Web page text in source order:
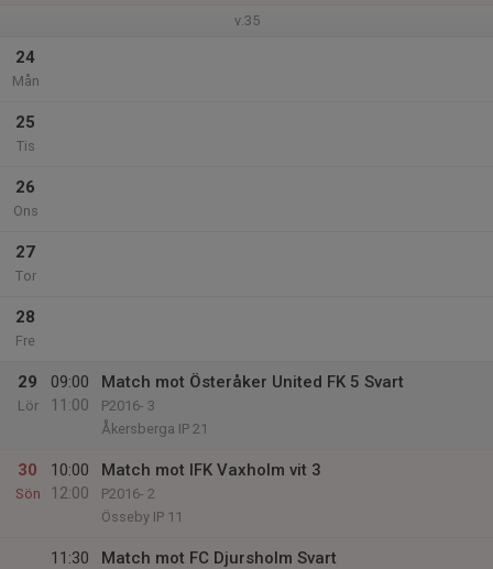
v.35
24
Mån
25
Tis
26
Ons
27
Tor
28
Fre
29
Lör
09:00
11:00
Match mot Österåker United FK 5 Svart
P2016- 3
Åkersberga IP 21
30
Sön
10:00
12:00
Match mot IFK Vaxholm vit 3
P2016- 2
Össeby IP 11
11:30
Match mot FC Djursholm Svart